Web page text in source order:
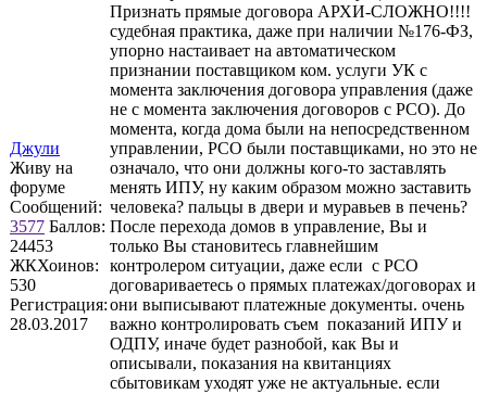
Джули
Живу на
форуме
Сообщений:
3577 Баллов:
24453
ЖКХоинов:
530
Регистрация:
28.03.2017
Признать прямые договора АРХИ-СЛОЖНО!!!!
судебная практика, даже при наличии №176-ФЗ,
упорно настаивает на автоматическом
признании поставщиком ком. услуги УК с
момента заключения договора управления (даже
не с момента заключения договоров с РСО). До
момента, когда дома были на непосредственном
управлении, РСО были поставщиками, но это не
означало, что они должны кого-то заставлять
менять ИПУ, ну каким образом можно заставить
человека? пальцы в двери и муравьев в печень?
После перехода домов в управление, Вы и
только Вы становитесь главнейшим
контролером ситуации, даже если с РСО
договариваетесь о прямых платежах/договорах и
они выписывают платежные документы. очень
важно контролировать съем показаний ИПУ и
ОДПУ, иначе будет разнобой, как Вы и
описывали, показания на квитанциях
сбытовикам уходят уже не актуальные. если